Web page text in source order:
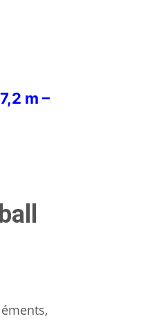
m –